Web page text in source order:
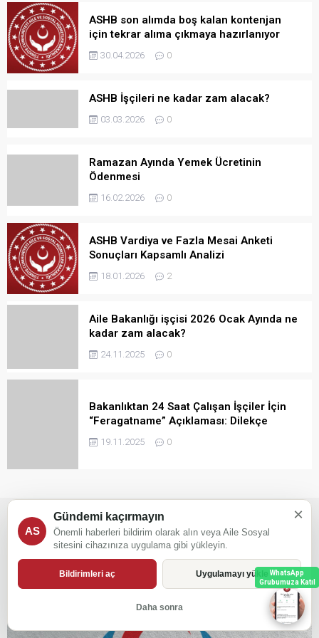
WhatsApp
Grubumuza Katıl
ASHB son alımda boş kalan kontenjan
için tekrar alıma çıkmaya hazırlanıyor
30.04.2026 0
ASHB İşçileri ne kadar zam alacak?
03.03.2026 0
Ramazan Ayında Yemek Ücretinin
Ödenmesi
16.02.2026 0
ASHB Vardiya ve Fazla Mesai Anketi
Sonuçları Kapsamlı Analizi
18.01.2026 2
Aile Bakanlığı işçisi 2026 Ocak Ayında ne
kadar zam alacak?
24.11.2025 0
Bakanlıktan 24 Saat Çalışan İşçiler İçin
“Feragatname” Açıklaması: Dilekçe
Zorunlu Değil
19.11.2025 0
Kamu Çerçeve Protokolü Toplu İş Sözleşmesi
×
AS
Gündemi kaçırmayın
Önemli haberleri bildirim olarak alın veya Aile Sosyal
sitesini cihazınıza uygulama gibi yükleyin.
Bildirimleri aç Uygulamayı yükle
Daha sonra